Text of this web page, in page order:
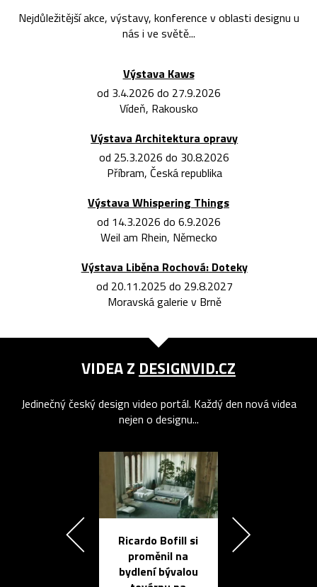
Nejdůležitější akce, výstavy, konference v oblasti designu u
nás i ve světě...
Výstava Kaws
od 3.4.2026 do 27.9.2026
Vídeň, Rakousko
Výstava Architektura opravy
od 25.3.2026 do 30.8.2026
Příbram, Česká republika
Výstava Whispering Things
od 14.3.2026 do 6.9.2026
Weil am Rhein, Německo
Výstava Liběna Rochová: Doteky
od 20.11.2025 do 29.8.2027
Moravská galerie v Brně
VIDEA Z DESIGNVID.CZ
Jedinečný český design video portál. Každý den nová videa
nejen o designu...
Ricardo Bofill si
proměnil na
bydlení bývalou